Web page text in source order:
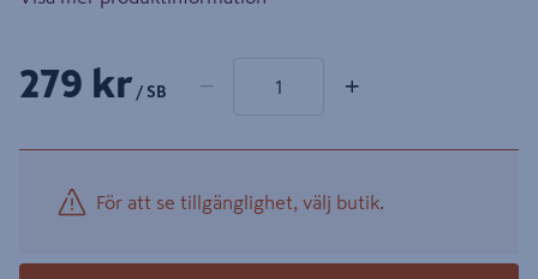
279 kr / SB − +
För att se tillgänglighet, välj butik.